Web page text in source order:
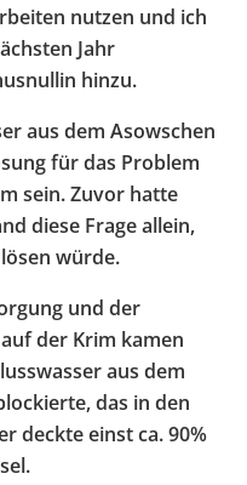
nutzen und ich
Jahr
hinzu.
aus dem Asowschen
für das Problem
sein. Zuvor hatte
diese Frage allein,
würde.
und der
der Krim kamen
aus dem
das in den
deckte einst ca. 90%